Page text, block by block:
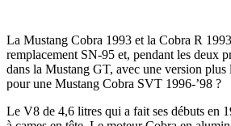
La Mustang Cobra 1993 et la Cobra R
remplacement SN-95 et, pendant les deux
dans la Mustang GT, avec une version
pour une Mustang Cobra SVT 1996-’98 ?
Le V8 de 4,6 litres qui a fait ses débuts en